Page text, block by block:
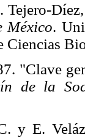
Tejero-
México.
Ciencias
"Clave
de la
y E.